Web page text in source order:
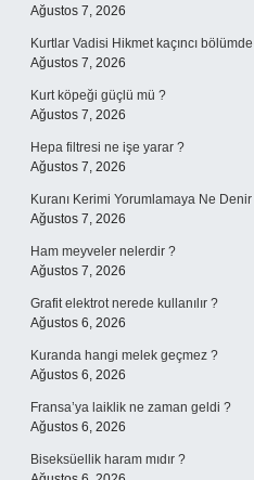
Ağustos 7, 2026
Kurtlar Vadisi Hikmet kaçıncı
Ağustos 7, 2026
Kurt köpeği güçlü mü ?
Ağustos 7, 2026
Hepa filtresi ne işe yarar ?
Ağustos 7, 2026
Kuranı Kerimi Yorumlamaya Ne
Ağustos 7, 2026
Ham meyveler nelerdir ?
Ağustos 7, 2026
Grafit elektrot nerede kullanılır ?
Ağustos 6, 2026
Kuranda hangi melek geçmez ?
Ağustos 6, 2026
Fransa’ya laiklik ne zaman geldi ?
Ağustos 6, 2026
Biseksüellik haram mıdır ?